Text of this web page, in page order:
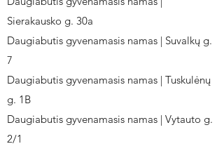
Sierakausko g. 30a
Daugiabutis gyvenamasis namas | Suvalkų g.
7
Daugiabutis gyvenamasis namas | Tuskulėnų
g. 1B
Daugiabutis gyvenamasis namas | Vytauto g.
2/1